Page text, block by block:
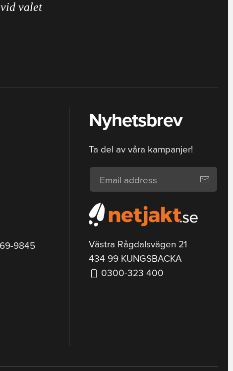
valet
9845
Nyhetsbrev
Ta del av våra kampanjer!
Västra Rågdalsvägen 21
434 99 KUNGSBACKA
0300-323 400